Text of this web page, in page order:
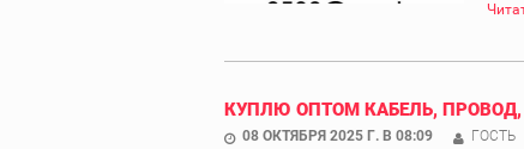
КУПЛЮ ОПТОМ КАБЕЛЬ,
08 ОКТЯБРЯ 2025 Г. В 08:09 ГОСТЬ